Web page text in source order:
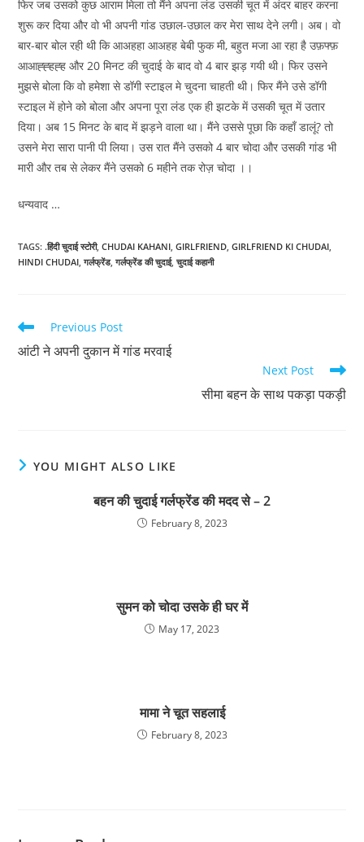
फिर जब उसको कुछ आराम मिला तो मैंने अपना लंड उसकी चूत में अंदर बाहर करना
शुरू कर दिया और वो भी अपनी गांड उछाल-उछाल कर मेरा साथ देने लगी। अब। वो
बार-बार बोल रही थी कि आअहहा आअहह बेबी फुक मी, बहुत मजा आ रहा है उफ़फ्फ़
आआह्ह्हह्ह और 20 मिनट की चुदाई के बाद वो 4 बार झड़ गयी थी। फिर उसने
मुझसे बोला कि वो हमेशा से डॉगी स्टाइल मे चुदना चाहती थी। फिर मैंने उसे डॉगी
स्टाइल में होने को बोला और अपना पूरा लंड एक ही झटके में उसकी चूत में उतार
दिया। अब 15 मिनट के बाद में झड़ने वाला था। मैंने उससे पूछा कि कहाँ डालूं? तो
उसने मेरा सारा पानी पी लिया। उस रात मैंने उसको 4 बार चोदा और उसकी गांड भी
मारी और तब से लेकर मैंने उसको 6 महीने तक रोज़ चोदा ।।
धन्यवाद …
TAGS:.हिंदी चुदाई स्टोरी, CHUDAI KAHANI, GIRLFRIEND, GIRLFRIEND KI CHUDAI,
HINDI CHUDAI, गर्लफ्रेंड, गर्लफ्रेंड की चुदाई, चुदाई कहानी
Read
more
articles
Previous Post
आंटी ने अपनी दुकान में गांड मरवाई
Next Post
सीमा बहन के साथ पकड़ा पकड़ी
YOU MIGHT ALSO LIKE
बहन की चुदाई गर्लफ्रेंड की मदद से – 2
February 8, 2023
सुमन को चोदा उसके ही घर में
May 17, 2023
मामा ने चूत सहलाई
February 8, 2023